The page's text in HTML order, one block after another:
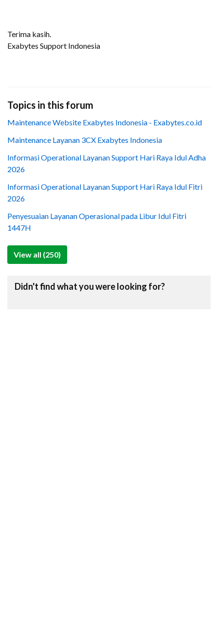
Terima kasih.
Exabytes Support Indonesia
Topics in this forum
Maintenance Website Exabytes Indonesia - Exabytes.co.id
Maintenance Layanan 3CX Exabytes Indonesia
Informasi Operational Layanan Support Hari Raya Idul Adha
2026
Informasi Operational Layanan Support Hari Raya Idul Fitri
2026
Penyesuaian Layanan Operasional pada Libur Idul Fitri
1447H
View all (250)
Didn't find what you were looking for?